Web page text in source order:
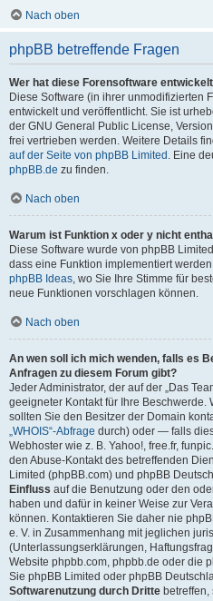
Nach oben
phpBB betreffende Fragen
Wer hat diese Forensoftware
Diese Software (in ihrer unmodifizierten
entwickelt und veröffentlicht. Sie ist
der GNU General Public License,
frei vertrieben werden. Weitere Details
auf der Seite von phpBB Limited . Eine
phpBB.de zu finden.
Nach oben
Warum ist Funktion x oder y nicht
Diese Software wurde von phpBB
dass eine Funktion implementiert
phpBB Ideas, wo Sie Ihre Stimme für
neue Funktionen vorschlagen können.
Nach oben
An wen soll ich mich wenden, falls es
Anfragen zu diesem Forum gibt?
Jeder Administrator, der auf der „Das
geeigneter Kontakt für Ihre Beschwerde.
sollten Sie den Besitzer der Domain
„WHOIS“-Abfrage durch) oder — falls
Webhoster wie z. B. Yahoo!, free.fr,
den Abuse-Kontakt des betreffenden
Limited (phpBB.com) und phpBB
Einfluss auf die Benutzung oder den
haben und dafür in keiner Weise zur
können. Kontaktieren Sie daher nie
e. V. in Zusammenhang mit jeglichen
(Unterlassungserklärungen,
Website phpbb.com, phpbb.de oder die
Sie phpBB Limited oder phpBB
Softwarenutzung durch Dritte